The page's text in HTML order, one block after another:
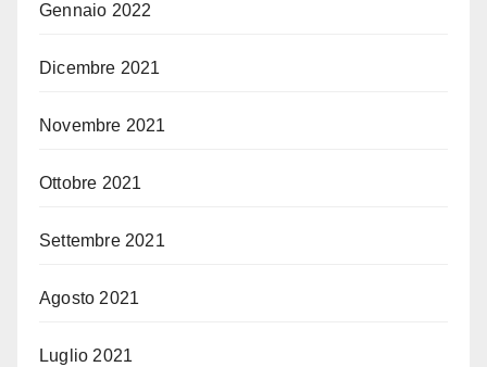
Gennaio 2022
Dicembre 2021
Novembre 2021
Ottobre 2021
Settembre 2021
Agosto 2021
Luglio 2021